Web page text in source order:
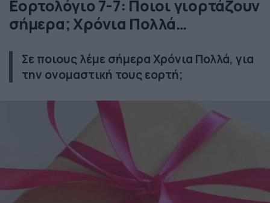
Εορτολόγιο 7-7: Ποιοι γιορτάζουν
σήμερα; Χρόνια Πολλά…
Σε ποιους λέμε σήμερα Χρόνια Πολλά, για
την ονομαστική τους εορτή;